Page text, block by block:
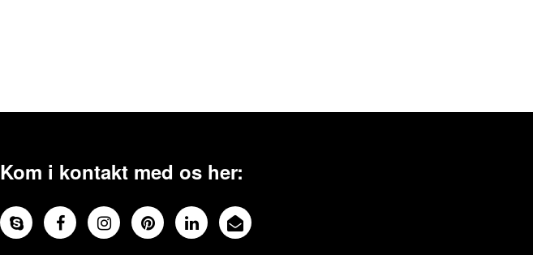
Kom i kontakt med os her: